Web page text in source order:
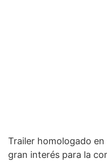
Trailer homologado
gran interés para la